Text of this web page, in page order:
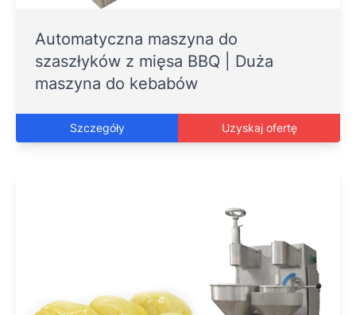
Automatyczna maszyna do
szaszłyków z mięsa BBQ | Duża
maszyna do kebabów
Szczegóły Uzyskaj ofertę